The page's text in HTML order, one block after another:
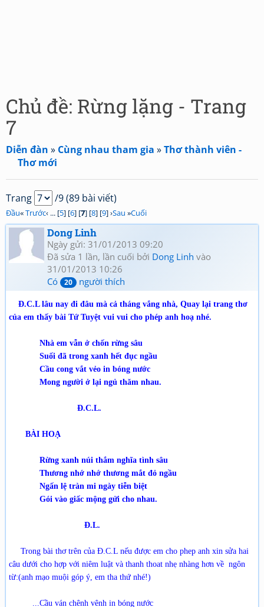
Chủ đề: Rừng lặng - Trang
7
Diễn đàn » Cùng nhau tham gia »Thơ thành viên -
Thơ mới
Trang /9 (89 bài viết)
Đầu«Trước‹ ... [5] [6] [7] [8] [9] ›Sau »Cuối
Dong Linh
Ngày gửi: 31/01/2013 09:20
Đã sửa 1 lần, lần cuối bởi Dong Linh vào
31/01/2013 10:26
Có
20 người thích
Đ.C.L lâu nay đi đâu mà cả tháng vắng nhà, Quay lại trang thơ
của em thấy bài Tứ Tuyệt vui vui cho phép anh hoạ nhé.
Nhà em vẫn ở chốn rừng sâu
Suối đã trong xanh hết đục ngầu
Cầu cong vắt vẻo in bóng nước
Mong người ở lại ngủ thăm nhau.
Đ.C.L.
BÀI HOẠ
Rừng xanh núi thắm nghĩa tình sâu
Thương nhớ nhớ thương mắt đỏ ngầu
Ngấn lệ tràn mi ngày tiễn biệt
Gói vào giấc mộng gửi cho nhau.
Đ.L.
Trong bài thơ trên của Đ.C.L nếu được em cho phep anh xin sửa hai
câu dưới cho hợp với niêm luật và thanh thoat nhẹ nhàng hơn về ngôn
từ:(anh mạo muội góp ý, em tha thứ nhé!)
...Cầu ván chênh vênh in bóng nước